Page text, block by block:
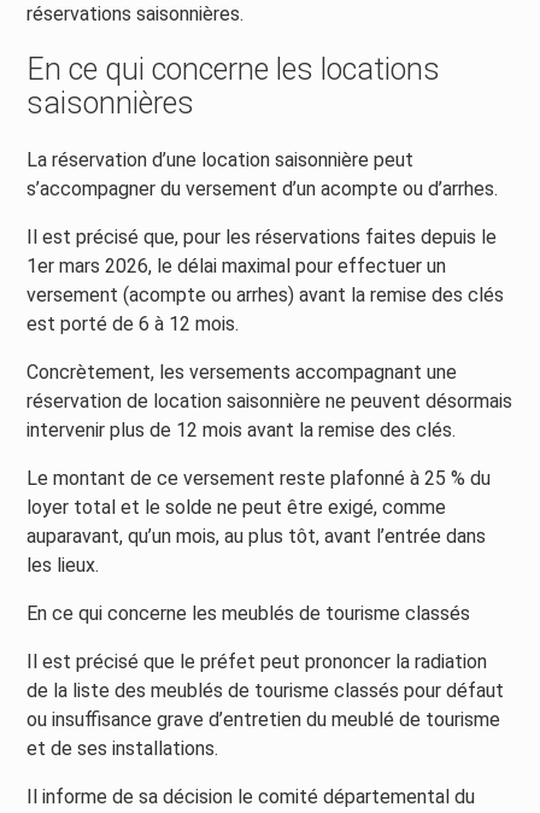
réservations saisonnières.
En ce qui concerne les locations
saisonnières
La réservation d’une location saisonnière peut
s’accompagner du versement d’un acompte ou d’arrhes.
Il est précisé que, pour les réservations faites depuis le
1er mars 2026, le délai maximal pour effectuer un
versement (acompte ou arrhes) avant la remise des clés
est porté de 6 à 12 mois.
Concrètement, les versements accompagnant une
réservation de location saisonnière ne peuvent désormais
intervenir plus de 12 mois avant la remise des clés.
Le montant de ce versement reste plafonné à 25 % du
loyer total et le solde ne peut être exigé, comme
auparavant, qu’un mois, au plus tôt, avant l’entrée dans
les lieux.
En ce qui concerne les meublés de tourisme classés
Il est précisé que le préfet peut prononcer la radiation
de la liste des meublés de tourisme classés pour défaut
ou insuffisance grave d’entretien du meublé de tourisme
et de ses installations.
Il informe de sa décision le comité départemental du